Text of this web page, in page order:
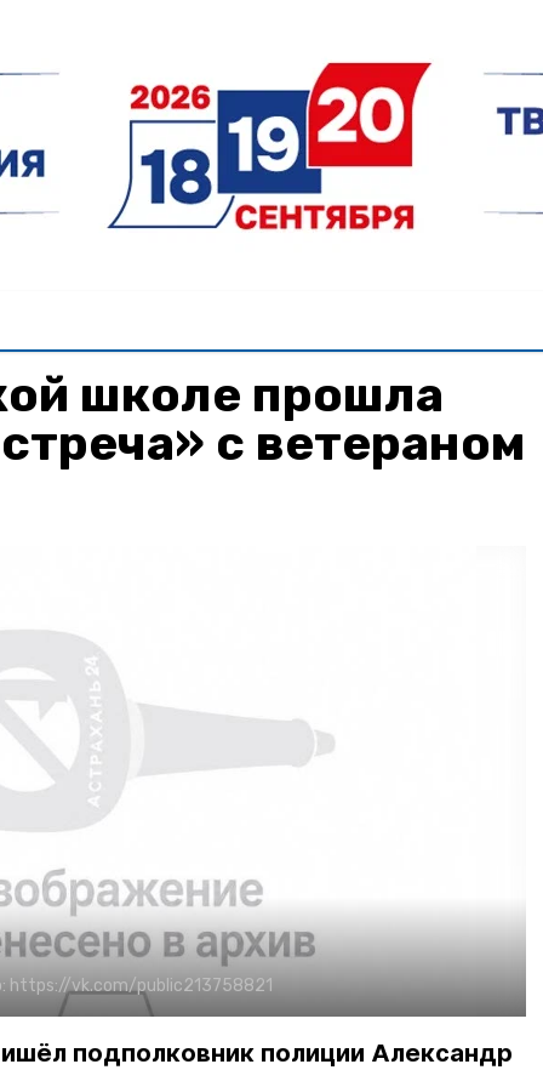
школе прошла
с ветераном
https://vk.com/public213758821
подполковник полиции Александр